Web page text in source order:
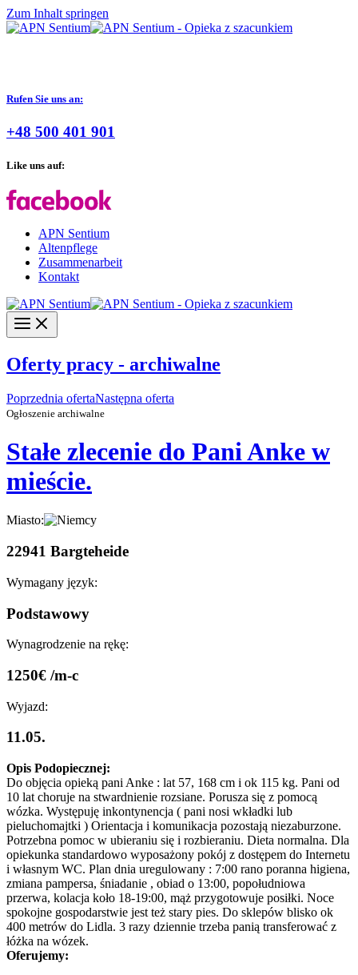
Zum Inhalt springen
Rufen Sie uns an:
+48 500 401 901
Like uns auf:
APN Sentium
Altenpflege
Zusammenarbeit
Kontakt
Oferty pracy - archiwalne
Poprzednia ofertaNastępna oferta
Ogłoszenie archiwalne
Stałe zlecenie do Pani Anke w
mieście.
Miasto:
22941 Bargteheide
Wymagany język:
Podstawowy
Wynagrodzenie na rękę:
1250€ /m-c
Wyjazd:
11.05.
Opis Podopiecznej:
Do objęcia opieką pani Anke : lat 57, 168 cm i ok 115 kg. Pani od
10 lat choruje na stwardnienie rozsiane. Porusza się z pomocą
wózka. Występuję inkontynencja ( pani nosi wkładki lub
pieluchomajtki ) Orientacja i komunikacja pozostają niezaburzone.
Potrzebna pomoc w ubieraniu się i rozbieraniu. Dieta normalna. Dla
opiekunka standardowo wyposażony pokój z dostępem do Internetu
i własnym WC. Plan dnia uregulowany : 7:00 rano poranna higiena,
zmiana pampersa, śniadanie , obiad o 13:00, popołudniowa
przerwa, kolacja koło 18-19:00, mąż przygotowuje posiłki. Noce
spokojne gospodarstwie jest też stary pies. Do sklepów blisko ok
400 metrów do Lidla. 3 razy dziennie trzeba panią transferować z
łóżka na wózek.
Oferujemy: